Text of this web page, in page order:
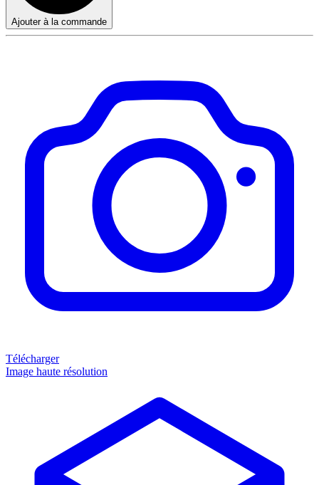
Ajouter à la commande
Télécharger
Image haute résolution